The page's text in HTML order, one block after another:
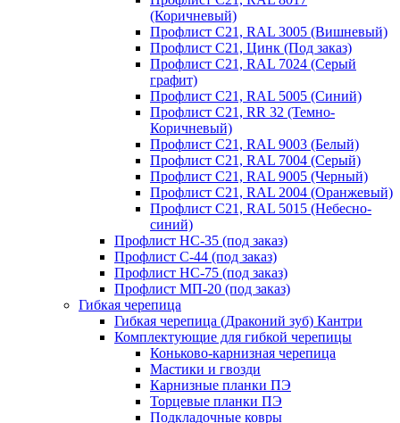
(Коричневый)
Профлист С21, RAL 3005 (Вишневый)
Профлист С21, Цинк (Под заказ)
Профлист С21, RAL 7024 (Серый
графит)
Профлист С21, RAL 5005 (Синий)
Профлист С21, RR 32 (Темно-
Коричневый)
Профлист С21, RAL 9003 (Белый)
Профлист С21, RAL 7004 (Серый)
Профлист С21, RAL 9005 (Черный)
Профлист С21, RAL 2004 (Оранжевый)
Профлист С21, RAL 5015 (Небесно-
синий)
Профлист НС-35 (под заказ)
Профлист С-44 (под заказ)
Профлист НС-75 (под заказ)
Профлист МП-20 (под заказ)
Гибкая черепица
Гибкая черепица (Драконий зуб) Кантри
Комплектующие для гибкой черепицы
Коньково-карнизная черепица
Мастики и гвозди
Карнизные планки ПЭ
Торцевые планки ПЭ
Подкладочные ковры